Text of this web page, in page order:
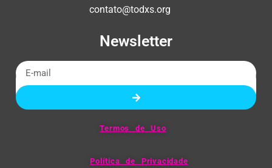
contato@todxs.org
Newsletter
Termos de Uso
Política de Privacidade